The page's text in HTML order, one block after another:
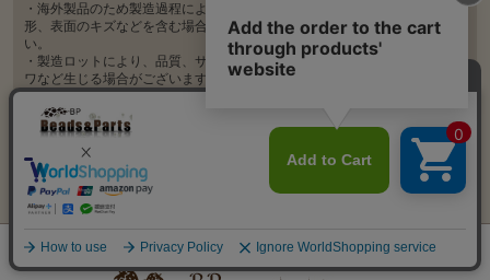
・海外製品のため製造過程により、塗装の剥がれ、多少の変色、汚れ、変
形、表面のキズなどを含む場合があります。ご理解の上、ご購入くださ
い。
・製造ロットにより、品質、サイズ、色味の違い、歪み、ほつれや折れジ
ワなど生じる場合がございます。
・不良がひどい場合は対応しておりますので、商品到着から7日以内にお問
い合わせください。
・不良の判断が難しい場合も、遠慮なくお問い合わせください。随時確認
いたします。